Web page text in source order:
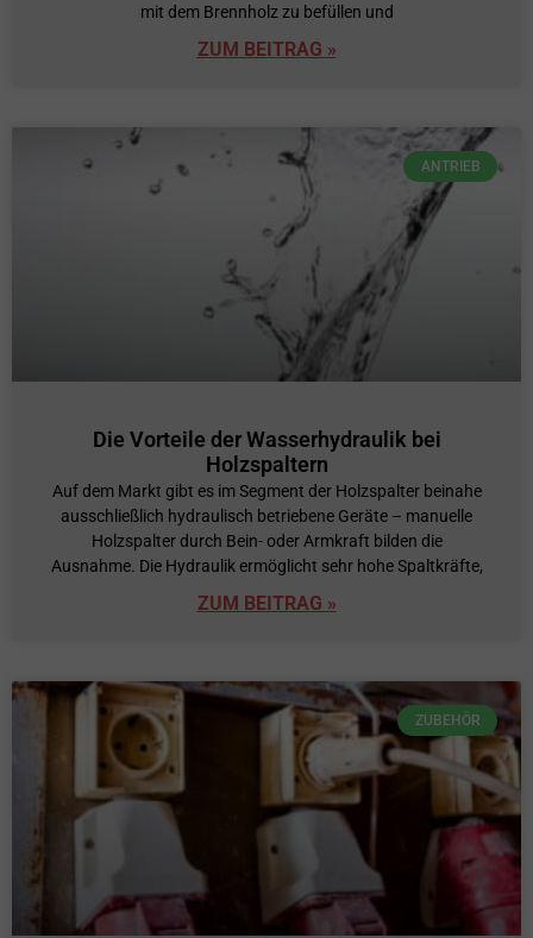
mit dem Brennholz zu befüllen und
ZUM BEITRAG »
ANTRIEB
Die Vorteile der Wasserhydraulik bei
Holzspaltern
Auf dem Markt gibt es im Segment der Holzspalter beinahe
ausschließlich hydraulisch betriebene Geräte – manuelle
Holzspalter durch Bein- oder Armkraft bilden die
Ausnahme. Die Hydraulik ermöglicht sehr hohe Spaltkräfte,
ZUM BEITRAG »
ZUBEHÖR